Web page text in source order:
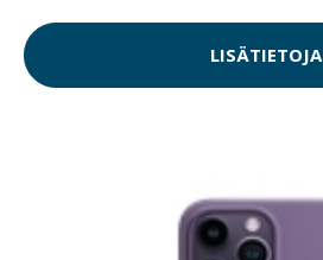
LISÄTIETOJA